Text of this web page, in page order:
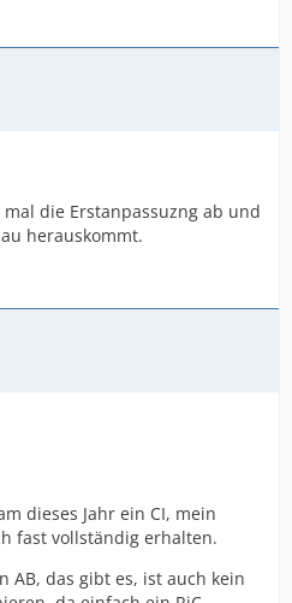
die Erstanpassuzng ab und
herauskommt.
dieses Jahr ein CI, mein
fast vollständig erhalten.
AB, das gibt es, ist auch kein